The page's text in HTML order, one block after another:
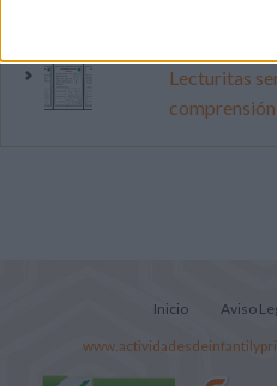
Lecturitas
Inicio Aviso